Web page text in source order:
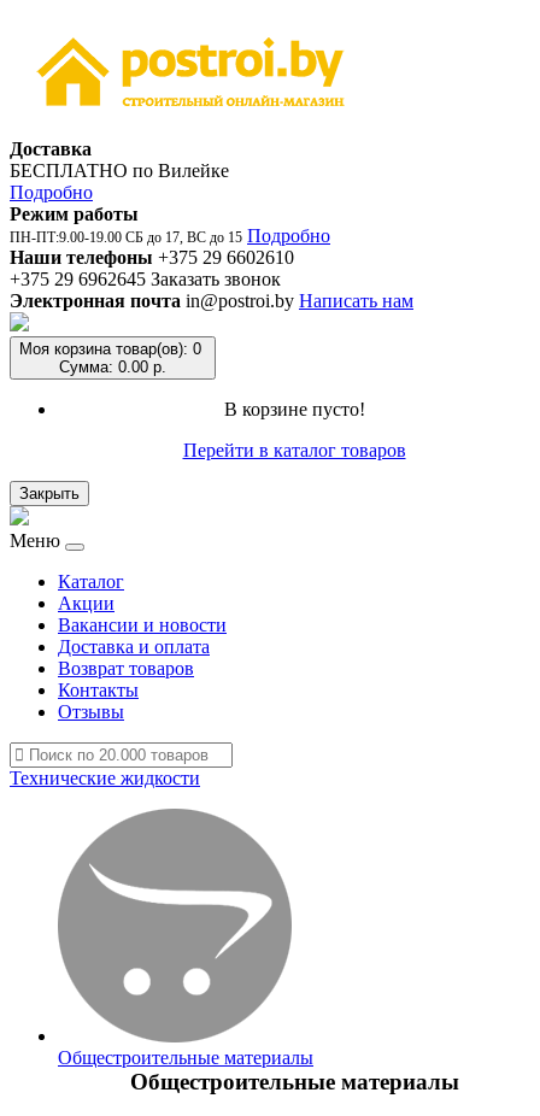
Доставка
БЕСПЛАТНО по Вилейке
Подробно
Режим работы
ПН-ПТ:9.00-19.00 СБ до 17, ВС до 15 Подробно
Наши телефоны +375 29 6602610
+375 29 6962645 Заказать звонок
Электронная почта in@postroi.by Написать нам
Моя корзина товар(ов): 0
Сумма: 0.00 р.
В корзине пусто!
Перейти в каталог товаров
Закрыть
Меню
Каталог
Акции
Вакансии и новости
Доставка и оплата
Возврат товаров
Контакты
Отзывы
Технические жидкости
Общестроительные материалы
Общестроительные материалы